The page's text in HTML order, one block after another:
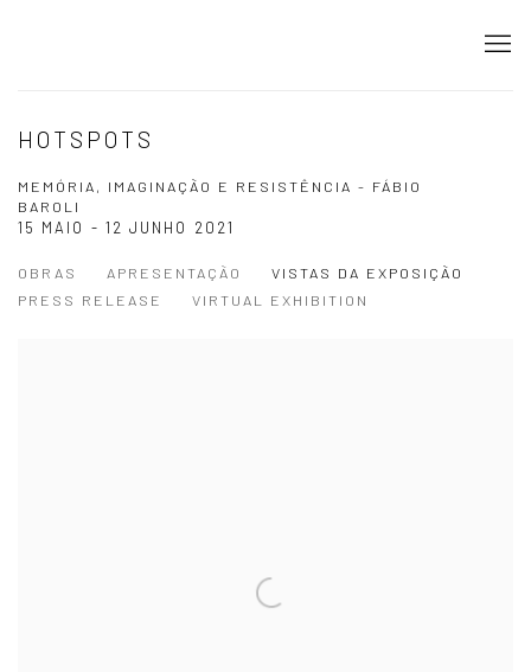
HOTSPOTS
MEMÓRIA, IMAGINAÇÃO E RESISTÊNCIA - FÁBIO
BAROLI
15 MAIO - 12 JUNHO 2021
OBRAS APRESENTAÇÃO
VISTAS DA EXPOSIÇÃO
PRESS RELEASE
VIRTUAL EXHIBITION